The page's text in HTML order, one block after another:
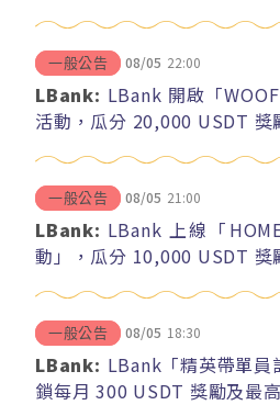
一般公告 08/05 22:00
LBank: LBank 開啟「
活動，瓜分 20,000 USDT 獎
一般公告 08/05 21:00
LBank: LBank 上線「
動」，瓜分 10,000 USDT 獎
一般公告 08/05 18:30
LBank: LBank「精英帶單員
鎖每月 300 USDT 獎勵及最